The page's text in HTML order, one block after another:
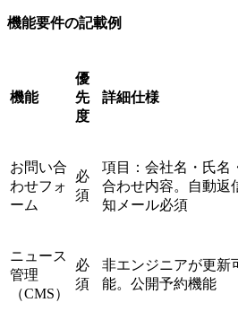
機能要件の記載例
機能
優
先
度
詳細仕様
お問い合
わせフォ
ーム
必
須
項目：会社名・氏名
合わせ内容。自動返
知メール必須
ニュース
管理
（CMS）
必
須
非エンジニアが更新
能。公開予約機能